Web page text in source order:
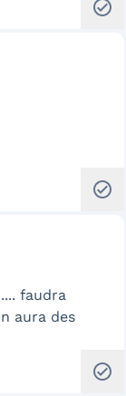
check_circle
check_circle
faudra
aura des
check_circle